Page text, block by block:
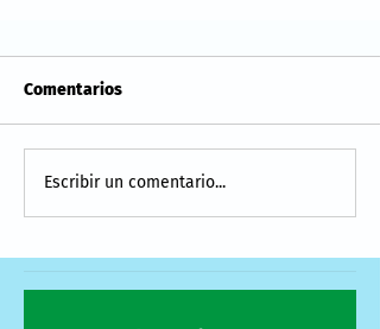
Comentarios
Escribir un comentario...